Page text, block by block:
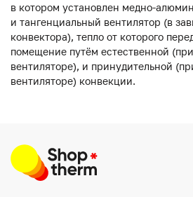
в котором установлен медно-
и тангенциальный вентилятор (в
конвектора), тепло от которого
помещение путём естественной
вентиляторе), и принудительной
вентиляторе) конвекции.